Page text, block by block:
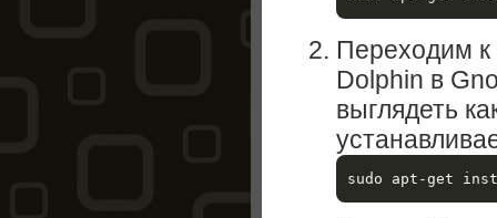
Переходим
Dolphin в
выглядеть
sudo apt-get